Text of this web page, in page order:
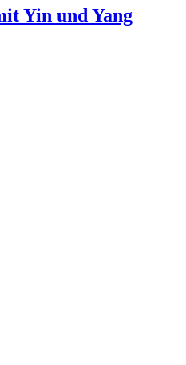
Yin und Yang